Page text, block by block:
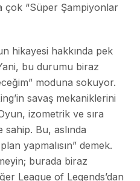
çok “Süper Şampiyonlar
hikayesi hakkında pek
bu durumu biraz
moduna sokuyor.
savaş mekaniklerini
izometrik ve sıra
sahip. Bu, aslında
yapmalısın” demek.
burada biraz
League of Legends’dan